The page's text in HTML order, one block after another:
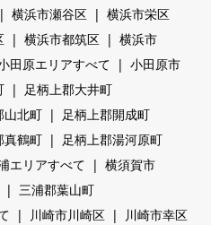
横浜市瀬谷区
横浜市栄区
横浜市都筑区
横浜市
田原エリアすべて
小田原市
足柄上郡大井町
山北町
足柄上郡開成町
真鶴町
足柄上郡湯河原町
エリアすべて
横須賀市
三浦郡葉山町
川崎市川崎区
川崎市幸区